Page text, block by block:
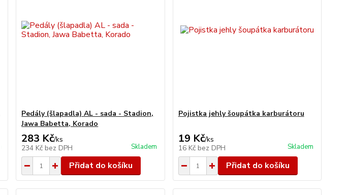
Pedály (šlapadla) AL - sada - Stadion,
Jawa Babetta, Korado
283 Kč/ks
234 Kč bez DPH Skladem
Přidat do košíku
Pojistka jehly šoupátka karburátoru
19 Kč/ks
16 Kč bez DPH Skladem
Přidat do košíku